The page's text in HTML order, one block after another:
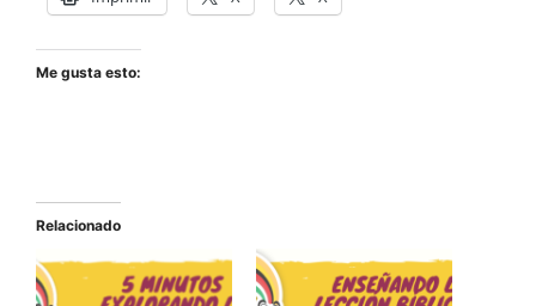
Me gusta esto:
Relacionado